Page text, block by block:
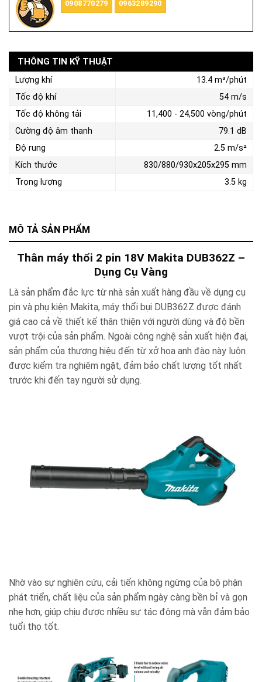
0908770279 0963289290
MÔ TẢ SẢN PHẨM
Thân máy thổi 2 pin 18V Makita DUB362Z –
Dụng Cụ Vàng
Là sản phẩm đắc lực từ nhà sản xuất hàng đầu về dụng cụ
pin và phụ kiện Makita, máy thổi bụi DUB362Z được đánh
giá cao cả về thiết kế thân thiện với người dùng và độ bền
vượt trội của sản phẩm. Ngoài công nghệ sản xuất hiện đại,
sản phẩm của thương hiệu đến từ xở hoa anh đào này luôn
được kiểm tra nghiêm ngặt, đảm bảo chất lượng tốt nhất
trước khi đến tay người sử dụng.
Nhờ vào sự nghiên cứu, cải tiến không ngừng của bộ phận
phát triển, chất liệu của sản phẩm ngày càng bền bỉ và gọn
nhẹ hơn, giúp chịu được nhiều sự tác động mà vẫn đảm bảo
tuổi thọ tốt.
THÔNG TIN KỸ THUẬT
Lượng khí
13.4 m³/phút
Tốc độ khí
54 m/s
Tốc độ không tải
11,400 - 24,500 vòng/phút
Cường độ âm thanh
79.1 dB
Độ rung
2.5 m/s²
Kích thước
830/880/930x205x295 mm
Trọng lượng
3.5 kg